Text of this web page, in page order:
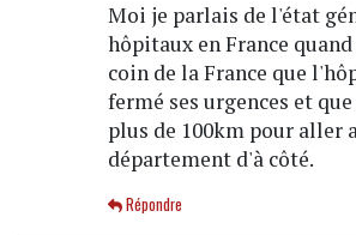
Moi je parlais de l'état
hôpitaux en France
coin de la France que
fermé ses urgences et
plus de 100km pour aller
département d'à côté.
Répondre